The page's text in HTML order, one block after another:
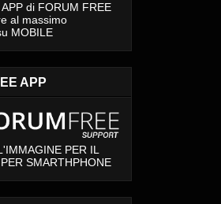
di FORUM FREE
al massimo
MOBILE
APP
PER IL
SMARTHPHONE